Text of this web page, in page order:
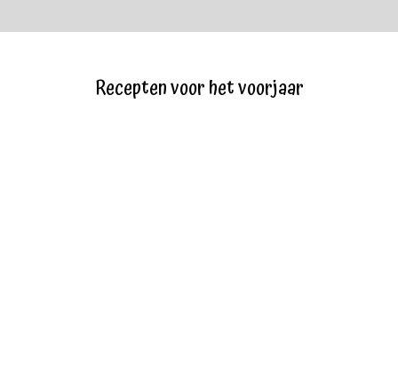
Recepten voor het voorjaar